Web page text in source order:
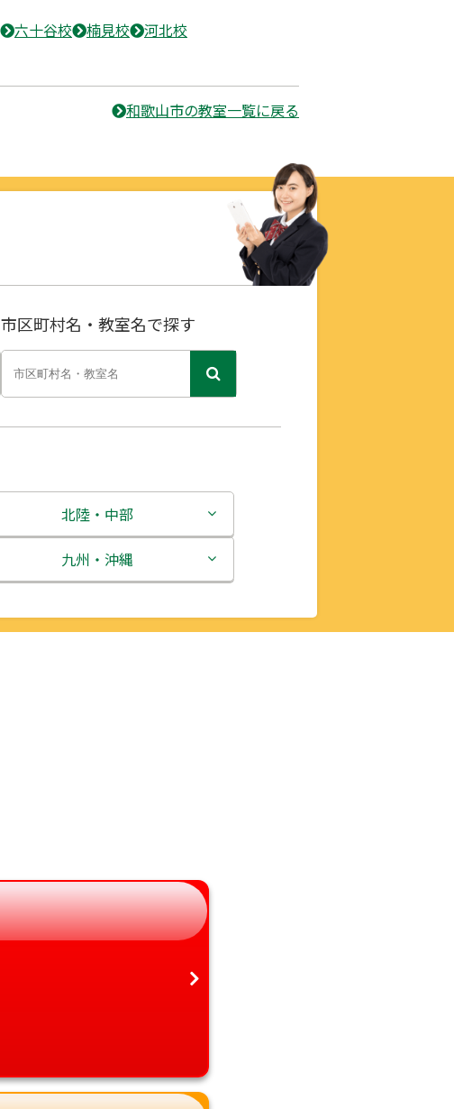
六十谷校 楠見校
河北校
和歌山市の教室一覧に戻る
市区町村名・教室名で探す
北陸・中部
新潟県
愛知県
九州・沖縄
沖縄県